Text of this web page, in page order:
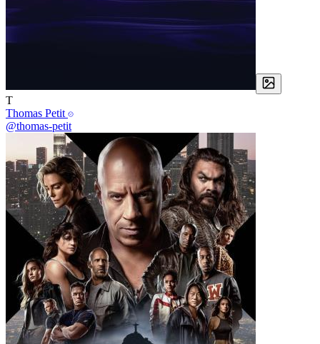
T
Thomas Petit
@thomas-petit